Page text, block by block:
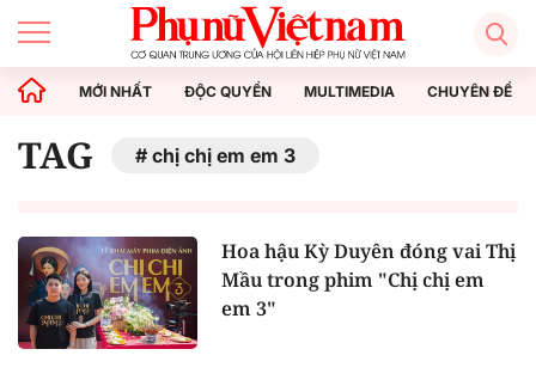
MỚI NHẤT ĐỘC QUYỀN MULTIMEDIA CHUYÊN ĐỀ
TAG chị chị em em 3
Hoa hậu Kỳ Duyên đóng vai Thị
Mầu trong phim "Chị chị em
em 3"